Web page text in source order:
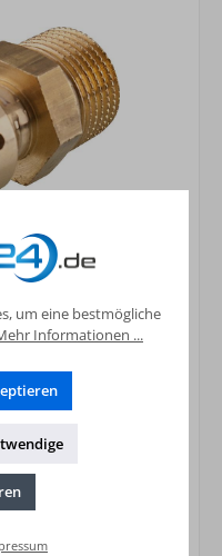
AG 16x2mm -
um eine bestmögliche
Informationen ...